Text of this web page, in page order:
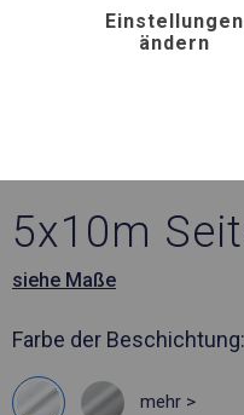
5x10m
siehe Maße
Farbe der Beschichtung:
mehr >
Einstellungen
ändern